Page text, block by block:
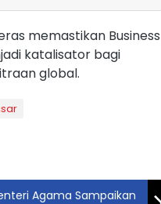
memastikan Business
katalisator bagi
global.
Agama Sampaikan